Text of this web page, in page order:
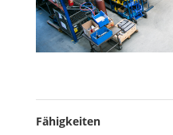
Fähigkeiten